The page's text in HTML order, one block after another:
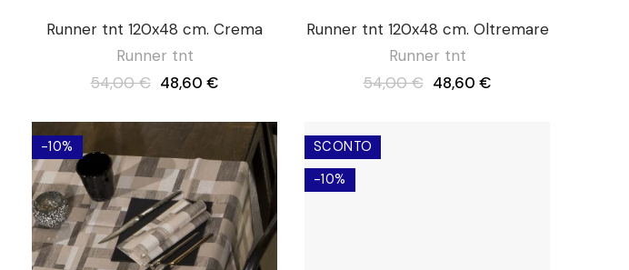
Runner tnt 120x48 cm. Crema
Runner tnt
54,00 € 48,60 €
Runner tnt 120x48 cm. Oltremare
Runner tnt
54,00 € 48,60 €
-10%
SCONTO
-10%